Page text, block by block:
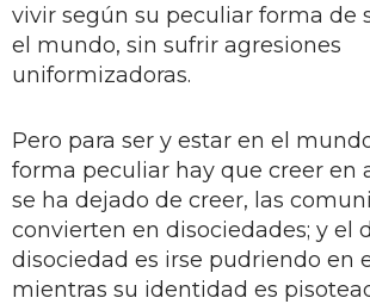
vivir según su peculiar forma de
el mundo, sin sufrir agresiones
uniformizadoras.
Pero para ser y estar en el
forma peculiar hay que creer en
se ha dejado de creer, las
convierten en disociedades; y el
disociedad es irse pudriendo en
mientras su identidad es